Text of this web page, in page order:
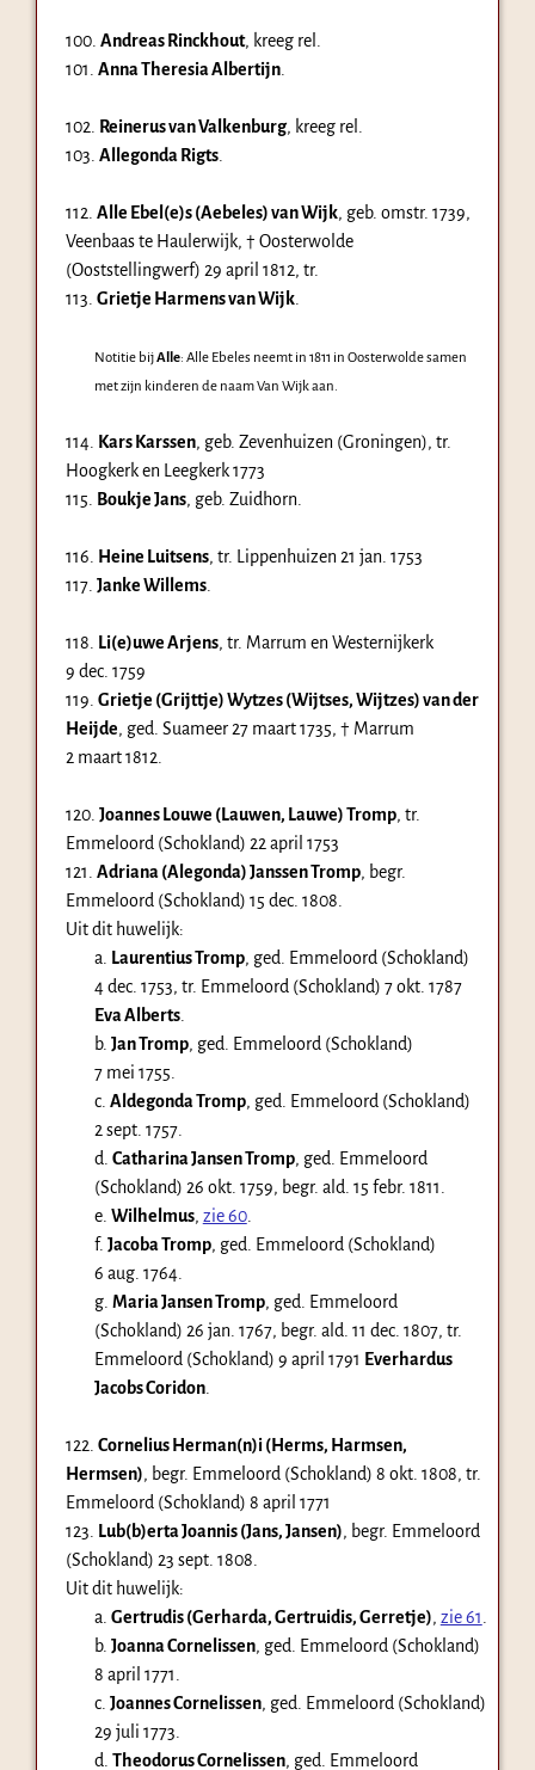
100. Andreas Rinckhout, kreeg rel.
101. Anna Theresia Albertijn.
102. Reinerus van Valkenburg, kreeg rel.
103. Allegonda Rigts.
112. Alle Ebel(e)s (Aebeles) van Wijk, geb. omstr. 1739,
Veenbaas te Haulerwijk, † Oosterwolde
(Ooststellingwerf) 29 april 1812, tr.
113. Grietje Harmens van Wijk.
Notitie bijAlle: Alle Ebeles neemt in 1811 in Oosterwolde samen
met zijn kinderen de naam Van Wijk aan.
114. Kars Karssen, geb. Zevenhuizen (Groningen), tr.
Hoogkerk en Leegkerk1773
115. Boukje Jans, geb. Zuidhorn.
116. Heine Luitsens, tr. Lippenhuizen 21 jan. 1753
117. Janke Willems.
118. Li(e)uwe Arjens, tr. Marrum en Westernijkerk
9 dec. 1759
119. Grietje (Grijttje) Wytzes (Wijtses, Wijtzes) van der
Heijde, ged. Suameer 27 maart 1735, † Marrum
2 maart 1812
120. Joannes Louwe (Lauwen, Lauwe) Tromp, tr.
Emmeloord (Schokland) 22 april 1753
121. Adriana (Alegonda) Janssen Tromp, begr.
Emmeloord (Schokland) 15 dec. 1808
Uit dit huwelijk:
a. Laurentius Tromp, ged. Emmeloord (Schokland)
4 dec. 1753, tr. Emmeloord (Schokland) 7 okt. 1787
Eva Alberts.
b. Jan Tromp, ged. Emmeloord (Schokland)
7 mei 1755
c. Aldegonda Tromp, ged. Emmeloord (Schokland)
2 sept. 1757.
d. Catharina Jansen Tromp, ged. Emmeloord
(Schokland) 26 okt. 1759, begr. ald. 15 febr. 1811
e. Wilhelmus, zie 60.
f. Jacoba Tromp, ged. Emmeloord (Schokland)
6 aug. 1764.
g. Maria Jansen Tromp, ged. Emmeloord
(Schokland) 26 jan. 1767, begr. ald. 11 dec. 1807, tr.
Emmeloord (Schokland) 9 april 1791 Everhardus
Jacobs Coridon.
122. Cornelius Herman(n)i (Herms, Harmsen,
Hermsen), begr. Emmeloord (Schokland) 8 okt. 1808, tr.
Emmeloord (Schokland) 8 april 1771
123. Lub(b)erta Joannis (Jans, Jansen), begr. Emmeloord
(Schokland) 23 sept. 1808
Uit dit huwelijk:
a. Gertrudis (Gerharda, Gertruidis, Gerretje), zie 61
b. Joanna Cornelissen, ged. Emmeloord (Schokland)
8 april 1771
c. Joannes Cornelissen, ged. Emmeloord (Schokland)
29 juli 1773
d. Theodorus Cornelissen, ged. Emmeloord